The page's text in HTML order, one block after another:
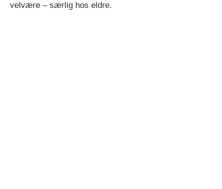
velvære – særlig hos eldre.